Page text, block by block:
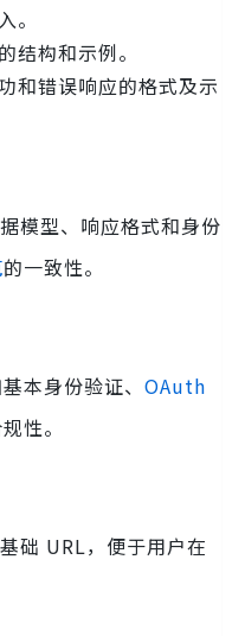
。
结构和示例。
和错误响应的格式及示
模型、响应格式和身份
的一致性。
本身份验证、 OAuth
性。
础 URL，便于用户在